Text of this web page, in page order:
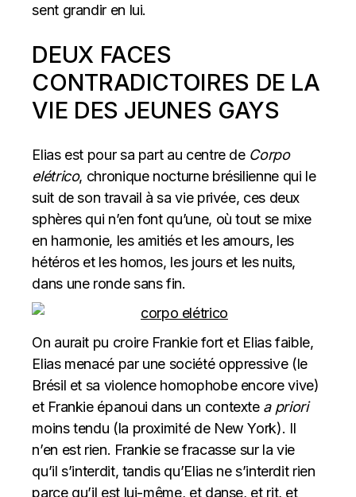
sent grandir en lui.
DEUX FACES
CONTRADICTOIRES DE LA
VIE DES JEUNES GAYS
Elias est pour sa part au centre de Corpo
elétrico, chronique nocturne brésilienne qui le
suit de son travail à sa vie privée, ces deux
sphères qui n’en font qu’une, où tout se mixe
en harmonie, les amitiés et les amours, les
hétéros et les homos, les jours et les nuits,
dans une ronde sans fin.
On aurait pu croire Frankie fort et Elias faible,
Elias menacé par une société oppressive (le
Brésil et sa violence homophobe encore vive)
et Frankie épanoui dans un contexte a priori
moins tendu (la proximité de New York). Il
n’en est rien. Frankie se fracasse sur la vie
qu’il s’interdit, tandis qu’Elias ne s’interdit rien
parce qu’il est lui-même, et danse, et rit, et